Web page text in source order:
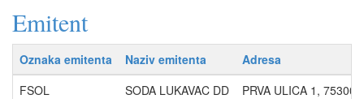
Emitent
Oznaka emitenta Naziv emitenta
Adresa
FSOL
SODA LUKAVAC DD PRVA ULICA 1, 75300,